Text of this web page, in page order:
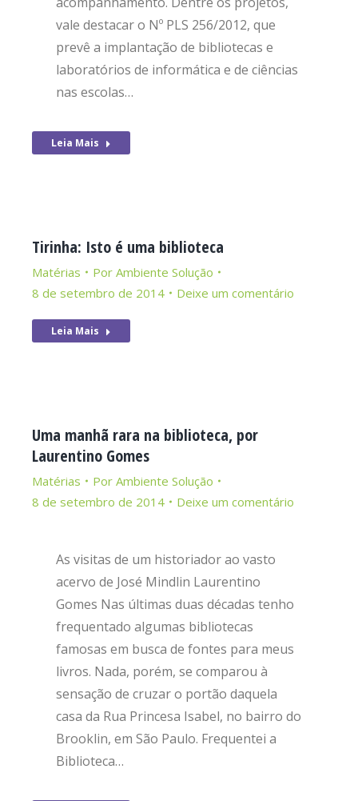
vale destacar o Nº PLS 256/2012, que
prevê a implantação de bibliotecas e
laboratórios de informática e de ciências
nas escolas…
Leia Mais
Tirinha: Isto é uma biblioteca
Matérias Por Ambiente Solução
8 de setembro de 2014
Deixe um comentário
Leia Mais
Uma manhã rara na biblioteca, por
Laurentino Gomes
Matérias Por Ambiente Solução
8 de setembro de 2014
Deixe um comentário
As visitas de um historiador ao vasto
acervo de José Mindlin Laurentino
Gomes Nas últimas duas décadas tenho
frequentado algumas bibliotecas
famosas em busca de fontes para meus
livros. Nada, porém, se comparou à
sensação de cruzar o portão daquela
casa da Rua Princesa Isabel, no bairro do
Brooklin, em São Paulo. Frequentei a
Biblioteca…